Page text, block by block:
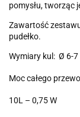
pomysłu, tworząc
Zawartość
pudełko.
Wymiary kul: Ø 6-7
Moc całego
10L – 0,75 W